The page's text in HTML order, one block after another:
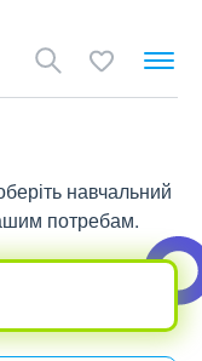
навчальний
потребам.